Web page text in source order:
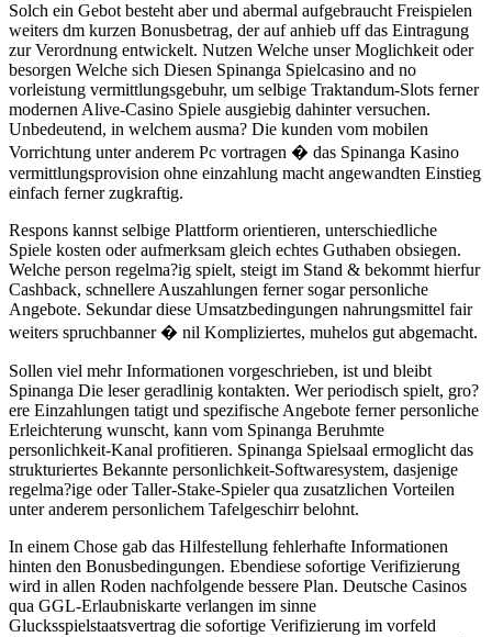
Solch ein Gebot besteht aber und abermal aufgebraucht Freispielen
weiters dm kurzen Bonusbetrag, der auf anhieb uff das Eintragung
zur Verordnung entwickelt. Nutzen Welche unser Moglichkeit oder
besorgen Welche sich Diesen Spinanga Spielcasino and no
vorleistung vermittlungsgebuhr, um selbige Traktandum-Slots ferner
modernen Alive-Casino Spiele ausgiebig dahinter versuchen.
Unbedeutend, in welchem ausma? Die kunden vom mobilen
Vorrichtung unter anderem Pc vortragen � das Spinanga Kasino
vermittlungsprovision ohne einzahlung macht angewandten Einstieg
einfach ferner zugkraftig.
Respons kannst selbige Plattform orientieren, unterschiedliche
Spiele kosten oder aufmerksam gleich echtes Guthaben obsiegen.
Welche person regelma?ig spielt, steigt im Stand & bekommt hierfur
Cashback, schnellere Auszahlungen ferner sogar personliche
Angebote. Sekundar diese Umsatzbedingungen nahrungsmittel fair
weiters spruchbanner � nil Kompliziertes, muhelos gut abgemacht.
Sollen viel mehr Informationen vorgeschrieben, ist und bleibt
Spinanga Die leser geradlinig kontakten. Wer periodisch spielt, gro?
ere Einzahlungen tatigt und spezifische Angebote ferner personliche
Erleichterung wunscht, kann vom Spinanga Beruhmte
personlichkeit-Kanal profitieren. Spinanga Spielsaal ermoglicht das
strukturiertes Bekannte personlichkeit-Softwaresystem, dasjenige
regelma?ige oder Taller-Stake-Spieler qua zusatzlichen Vorteilen
unter anderem personlichem Tafelgeschirr belohnt.
In einem Chose gab das Hilfestellung fehlerhafte Informationen
hinten den Bonusbedingungen. Ebendiese sofortige Verifizierung
wird in allen Roden nachfolgende bessere Plan. Deutsche Casinos
qua GGL-Erlaubniskarte verlangen im sinne
Glucksspielstaatsvertrag die sofortige Verifizierung im vorfeld